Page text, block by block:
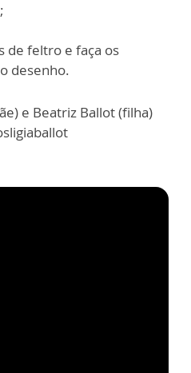
de feltro e faça os
desenho.
e Beatriz Ballot (filha)